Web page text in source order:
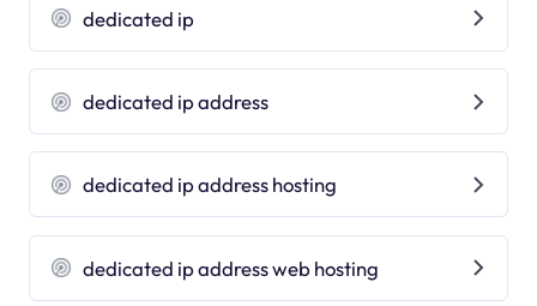
dedicated ip
dedicated ip address
dedicated ip address hosting
dedicated ip address web hosting